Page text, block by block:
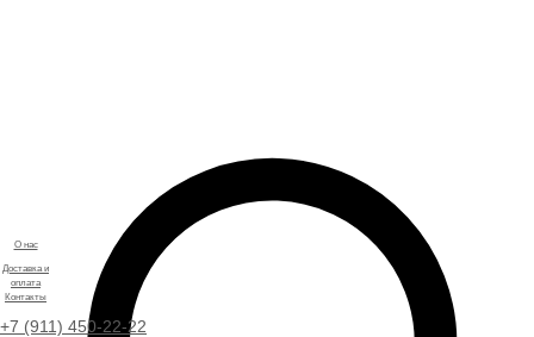
О нас
Доставка и
оплата
Контакты
+7 (911) 450-22-22